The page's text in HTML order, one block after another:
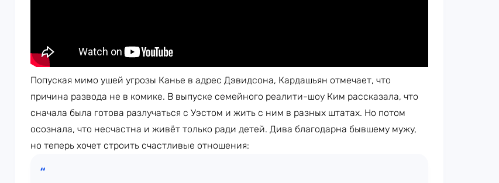
Попуская мимо ушей угрозы Канье в адрес Дэвидсона, Кардашьян отмечает, что
причина развода не в комике. В выпуске семейного реалити-шоу Ким рассказала, что
сначала была готова разлучаться с Уэстом и жить с ним в разных штатах. Но потом
осознала, что несчастна и живёт только ради детей. Дива благодарна бывшему мужу,
но теперь хочет строить счастливые отношения: